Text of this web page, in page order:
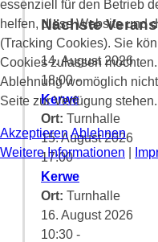
Nächste
14. August 2026
18:00-
Kerwe
Ort: Turnhalle
15. August 2026
17:00-
Kerwe
Ort: Turnhalle
16. August 2026
10:30 -
essenziell für den Betrieb
helfen, diese Website und
(Tracking Cookies). Sie
Cookies zulassen
Ablehnung womöglich
Seite zur Verfügung stehen.
Akzeptieren Ablehnen
Weitere Informationen